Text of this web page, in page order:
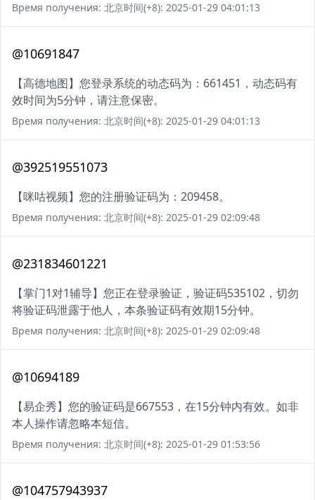
Время получения: 北京时间(+8): 2025-01-29 04:01:13
@10691847
【高德地图】您登录系统的动态码为：661451，动态码有
效时间为5分钟，请注意保密。
Время получения: 北京时间(+8): 2025-01-29 04:01:13
@392519551073
【咪咕视频】您的注册验证码为：209458。
Время получения: 北京时间(+8): 2025-01-29 02:09:48
@231834601221
【掌门1对1辅导】您正在登录验证，验证码535102，切勿
将验证码泄露于他人，本条验证码有效期15分钟。
Время получения: 北京时间(+8): 2025-01-29 02:09:48
@10694189
【易企秀】您的验证码是667553，在15分钟内有效。如非
本人操作请忽略本短信。
Время получения: 北京时间(+8): 2025-01-29 01:53:56
@104757943937